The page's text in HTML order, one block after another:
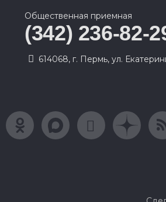
Общественная приемная
(342) 236-82-
614068, г. Пермь, ул.